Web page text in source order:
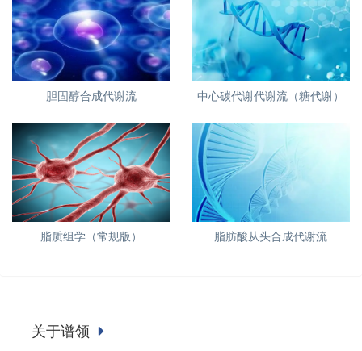
胆固醇合成代谢流 中心碳代谢代谢流（糖代谢）
脂质组学（常规版） 脂肪酸从头合成代谢流
关于谱领